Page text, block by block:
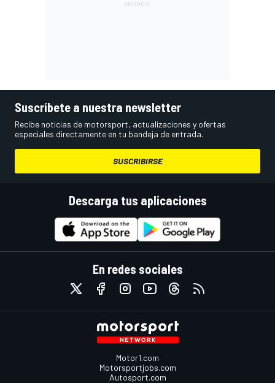
Suscríbete a nuestra newsletter
Recibe noticias de motorsport, actualizaciones y ofertas
especiales directamente en tu bandeja de entrada.
SUSCRIBIRSE
Descarga tus aplicaciones
En redes sociales
Motor1.com
Motorsportjobs.com
Autosport.com